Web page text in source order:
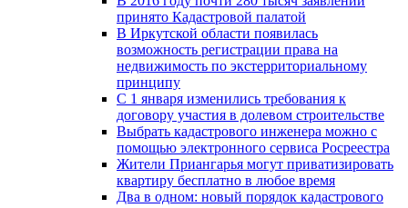
принято Кадастровой палатой
В Иркутской области появилась
возможность регистрации права на
недвижимость по экстерриториальному
принципу
C 1 января изменились требования к
договору участия в долевом строительстве
Выбрать кадастрового инженера можно с
помощью электронного сервиса Росреестра
Жители Приангарья могут приватизировать
квартиру бесплатно в любое время
Два в одном: новый порядок кадастрового